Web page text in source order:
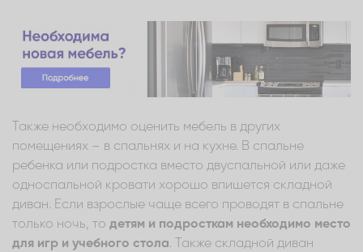
Также необходимо оценить мебель в других
помещениях – в спальнях и на кухне. В спальне
ребенка или подростка вместо двуспальной или даже
односпальной кровати хорошо впишется складной
диван. Если взрослые чаще всего проводят в спальне
только ночь, то детям и подросткам необходимо место
для игр и учебного стола. Также складной диван